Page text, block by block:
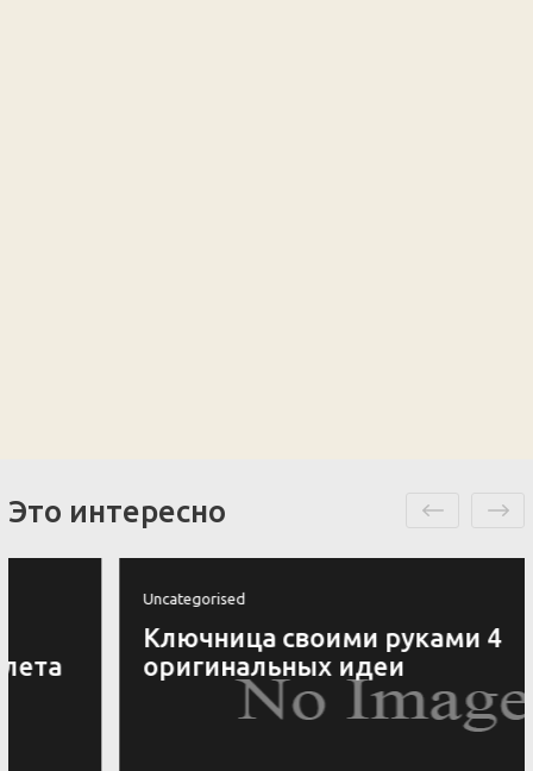
Это интересно
Ключница своими руками 4
оригинальных идеи